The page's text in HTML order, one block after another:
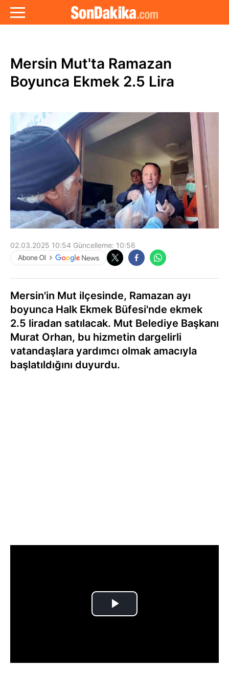
Mersin Mut'ta Ramazan
Boyunca Ekmek 2.5 Lira
02.03.2025 10:54 Güncelleme: 10:56
Mersin'in Mut ilçesinde, Ramazan ayı
boyunca Halk Ekmek Büfesi'nde ekmek
2.5 liradan satılacak. Mut Belediye Başkanı
Murat Orhan, bu hizmetin dargelirli
vatandaşlara yardımcı olmak amacıyla
başlatıldığını duyurdu.